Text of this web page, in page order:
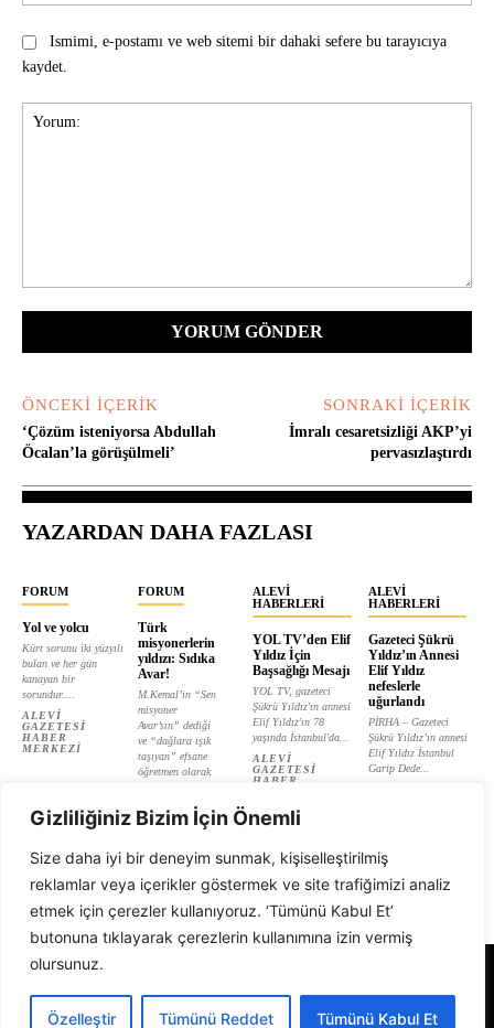
Gizliliğiniz Bizim İçin Önemli
Size daha iyi bir deneyim sunmak, kişiselleştirilmiş
reklamlar veya içerikler göstermek ve site trafiğimizi analiz
etmek için çerezler kullanıyoruz. ‘Tümünü Kabul Et’
butonuna tıklayarak çerezlerin kullanımına izin vermiş
olursunuz.
Özelleştir Tümünü Reddet Tümünü Kabul Et
Ismimi, e-postamı ve web sitemi bir dahaki sefere bu tarayıcıya
kaydet.
ÖNCEKI İÇERIK
‘Çözüm isteniyorsa Abdullah
Öcalan’la görüşülmeli’
SONRAKI İÇERIK
İmralı cesaretsizliği AKP’yi
pervasızlaştırdı
YAZARDAN DAHA FAZLASI
FORUM
Yol ve yolcu
Kürt sorunu iki yüzyılı
bulan ve her gün
kanayan bir
sorundur....
ALEVI
GAZETESI
HABER
MERKEZI
FORUM
Türk
misyonerlerin
yıldızı: Sıdıka
Avar!
M.Kemal’in “Sen
misyoner
Avar’sın” dediği
ve “dağlara ışık
taşıyan” efsane
öğretmen olarak
ALEVI
GAZETESI
ALEVI
HABERLERI
YOL TV’den Elif
Yıldız İçin
Başsağlığı Mesajı
YOL TV, gazeteci
Şükrü Yıldız'ın annesi
Elif Yıldız'ın 78
yaşında İstanbul'da...
ALEVI
GAZETESI
HABER
ALEVI
HABERLERI
Gazeteci Şükrü
Yıldız’ın Annesi
Elif Yıldız
nefeslerle
uğurlandı
PİRHA – Gazeteci
Şükrü Yıldız’ın annesi
Elif Yıldız İstanbul
Garip Dede...
Alevi Gazetesi